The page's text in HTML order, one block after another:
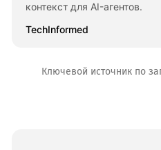
контекст для AI-агентов.
TechInformed
Ключевой источник по